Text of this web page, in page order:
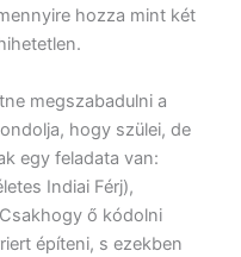
hozza mint két
megszabadulni a
hogy szülei, de
egy feladata van:
Indiai Férj),
ő kódolni
építeni, s ezekben